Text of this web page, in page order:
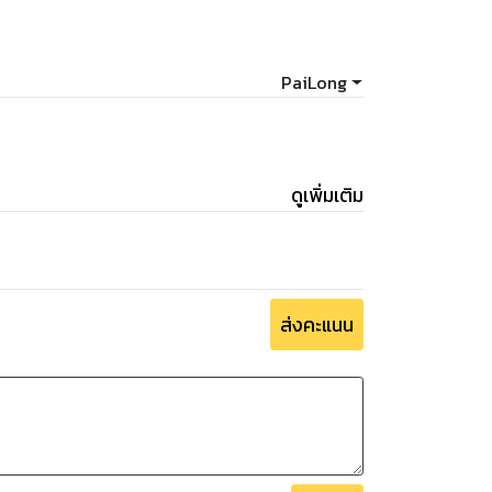
card instead of one person or
so you can know, when those cards
of cards, the important thing we need
predict the direction of composition
summarized in this book, will be
series. [40 cards in total]
PaiLong
ดูเพิ่มเติม
ส่งคะแนน